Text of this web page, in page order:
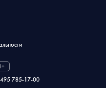
785-17-00